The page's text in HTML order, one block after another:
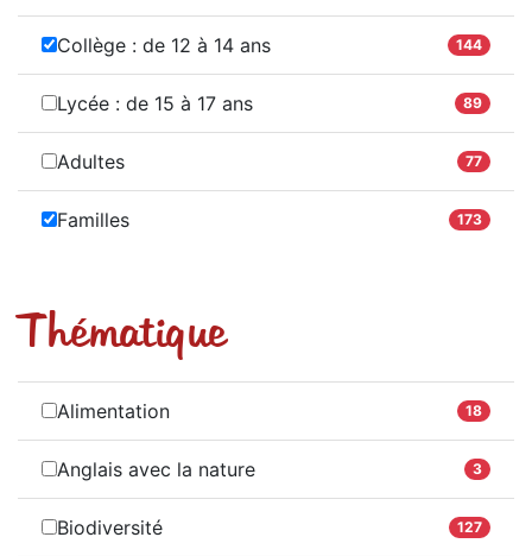
Collège : de 12 à 14 ans 144
Lycée : de 15 à 17 ans 89
Adultes 77
Familles 173
Thématique
Alimentation 18
Anglais avec la nature 3
Biodiversité 127